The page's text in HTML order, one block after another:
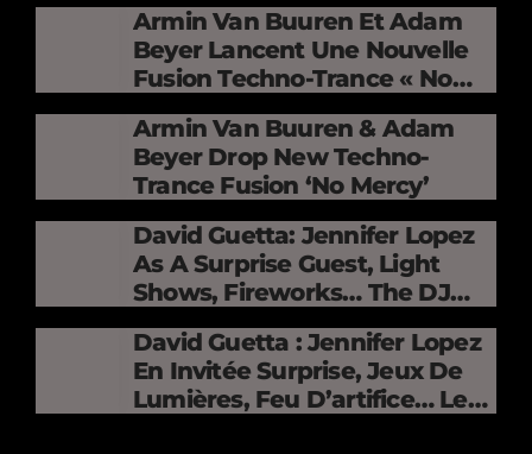
Armin Van Buuren Et Adam
Beyer Lancent Une Nouvelle
Fusion Techno-Trance « No
Mercy »
Armin Van Buuren & Adam
Beyer Drop New Techno-
Trance Fusion ‘No Mercy’
David Guetta: Jennifer Lopez
As A Surprise Guest, Light
Shows, Fireworks… The DJ
Electrifies The Stade De
France
David Guetta : Jennifer Lopez
En Invitée Surprise, Jeux De
Lumières, Feu D’artifice… Le